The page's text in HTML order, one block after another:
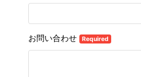
お問い合わせ Required